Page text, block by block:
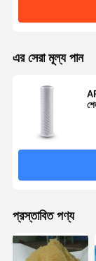
ল্যাবরেটরি
অতি বিশুদ্ধ পানির
আল্ট্রাপুর ওয়াটার
এর সেরা মূল্য পান
প্রস্তাবিত পণ্য